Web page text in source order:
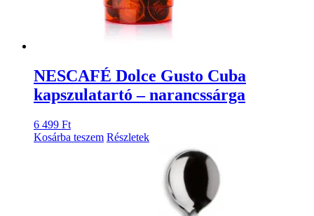
NESCAFÉ Dolce Gusto Cuba
kapszulatartó – narancssárga
6 499 Ft
Kosárba teszem Részletek